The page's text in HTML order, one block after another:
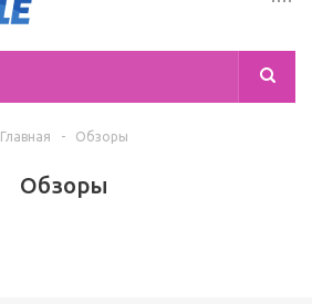
Главная - Обзоры
Обзоры